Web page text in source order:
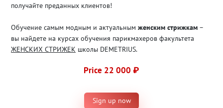
получайте преданных клиентов!
Обучение самым модным и актуальным женским стрижкам –
вы найдете на курсах обучения парикмахеров факультета
ЖЕНСКИХ СТРИЖЕК школы DEMETRIUS.
Price 22 000 ₽
Sign up now